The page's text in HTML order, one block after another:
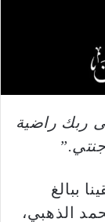
ربك راضية
ببالغ
الذهبي،